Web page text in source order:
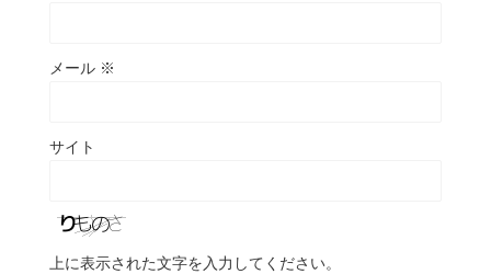
メール ※
サイト
上に表示された文字を入力してください。